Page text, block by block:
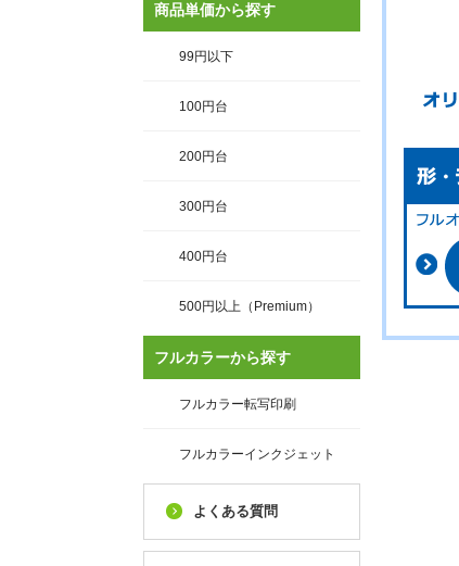
商品単価から探す
99円以下
100円台
200円台
300円台
400円台
500円以上（Premium）
フルカラーから探す
フルカラー転写印刷
フルカラーインクジェット
よくある質問